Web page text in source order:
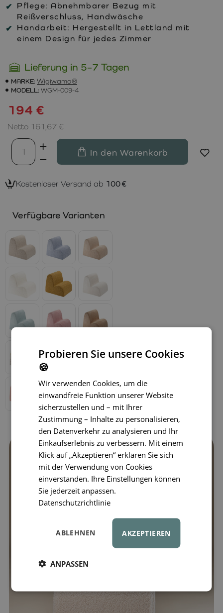
Pflege: Abnehmbarer Bezug mit
Reißverschluss, Handwäsche
Handarbeit: Hergestellt in Lettland mit
einem Design für jedes Zimmer
Lieferung in 5–7 Tagen
MARKE: Wigiwama®
MODELL: WGM-009-4
194 €
Netto 161,67 €
In den Warenkorb
Kostenloser Versand ab 100 €
Verfügbare Varianten
Probieren Sie unsere Cookies
🍪
Wir verwenden Cookies, um die
einwandfreie Funktion unserer Website
sicherzustellen und – mit Ihrer
Zustimmung – Inhalte zu personalisieren,
den Datenverkehr zu analysieren und Ihr
Einkaufserlebnis zu verbessern. Mit einem
Klick auf „Akzeptieren“ erklären Sie sich
mit der Verwendung von Cookies
einverstanden. Ihre Einstellungen können
Sie jederzeit anpassen.
Datenschutzrichtlinie
AKZEPTIEREN
ABLEHNEN
ANPASSEN